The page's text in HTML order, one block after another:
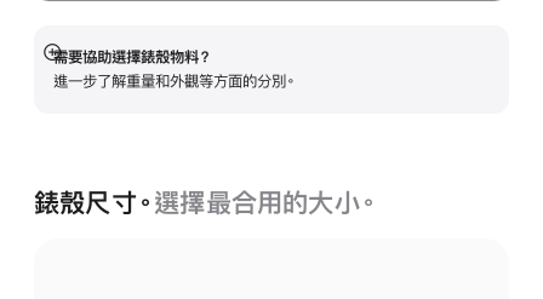
需要協助選擇錶殼物料？
進一步了解重量和外觀等方面的分別。
顯
示
錶殼尺寸。 選擇最合用的大小。